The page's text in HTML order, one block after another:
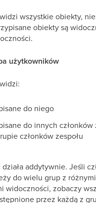
wszystkie obiekty,
obiekty są
użytkowników
do niego
do innych członków
członków zespołu
addytywnie. Jeśli
do wielu grup z różnymi
widoczności, zobaczy
przez każdą z